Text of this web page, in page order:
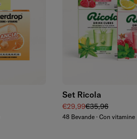
Set Ricola
Prezzo di vendita
€29,99Prezzo regolare
€35,96
48 Bevande · Con vitamine